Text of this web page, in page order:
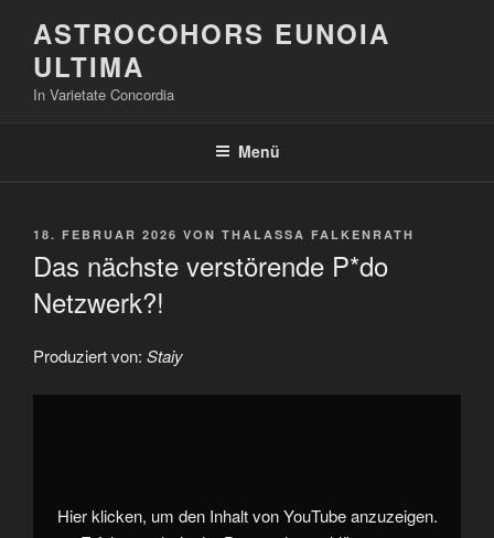
Inhalt
springen
ASTROCOHORS EUNOIA
ULTIMA
In Varietate Concordia
Menü
VERÖFFENTLICHT
18. FEBRUAR 2026 VON THALASSA FALKENRATH
Das nächste verstörende P*do
Netzwerk?!
Produziert von: Staiy
„Das
anzeigen
Hier klicken, um den Inhalt von YouTube anzuzeigen.